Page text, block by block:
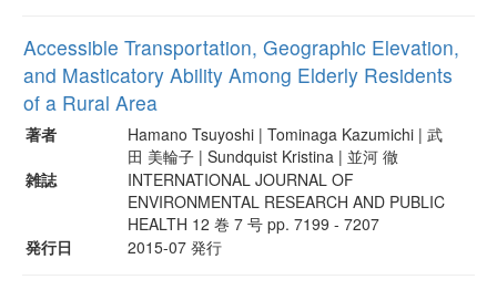
Accessible Transportation, Geographic Elevation,
and Masticatory Ability Among Elderly Residents
of a Rural Area
著者
Hamano Tsuyoshi | Tominaga Kazumichi | 武
田 美輪子 | Sundquist Kristina | 並河 徹
雑誌
INTERNATIONAL JOURNAL OF
ENVIRONMENTAL RESEARCH AND PUBLIC
HEALTH 12 巻 7 号 pp. 7199 - 7207
発行日
2015-07 発行